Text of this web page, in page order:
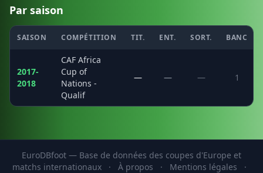
Par saison
SAISON COMPÉTITION TIT. ENT. SORT. BANC
2017-
2018
CAF Africa
Cup of
Nations -
Qualif
— — — 1
EuroDBfoot — Base de données des coupes d'Europe et
matchs internationaux
· À propos · Mentions légales ·